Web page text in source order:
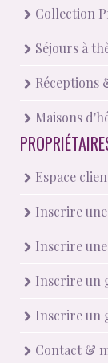
Collection
Séjours à
Réceptions
Maisons
Espace
Inscrire une
Inscrire
Inscrire un
Inscrire un
Contact &